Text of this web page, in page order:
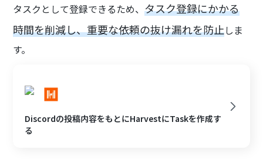
タスクとして登録できるため、タスク登録にかかる
時間を削減し、重要な依頼の抜け漏れを防止しま
す。
Discordの投稿内容をもとにHarvestにTaskを作成す
る